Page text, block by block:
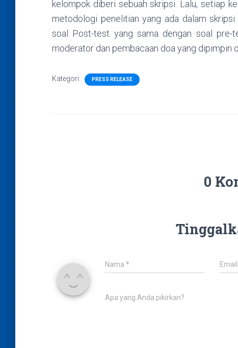
kelompok diberi sebuah skripsi. Lalu, setiap
metodologi penelitian yang ada dalam
soal Post-test yang sama dengan soal pre-
moderator dan pembacaan doa yang dipimpin
Kategori: PRESS RELEASE
0
Nama *
Apa yang Anda pikirkan?